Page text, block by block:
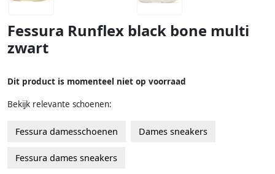
Fessura Runflex black bone multi
zwart
Dit product is momenteel niet op voorraad
Bekijk relevante schoenen:
Fessura damesschoenen Dames sneakers
Fessura dames sneakers